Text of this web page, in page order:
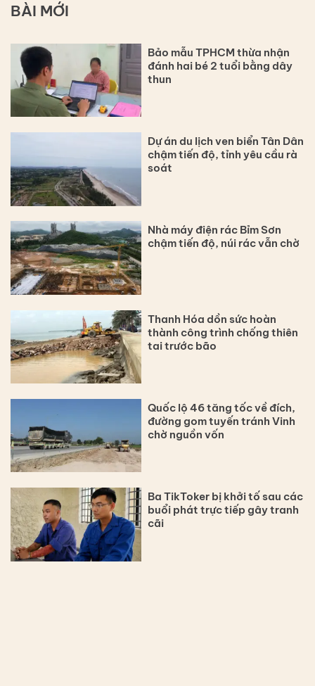
BÀI MỚI
Bảo mẫu TPHCM thừa nhận
đánh hai bé 2 tuổi bằng dây
thun
Dự án du lịch ven biển Tân Dân
chậm tiến độ, tỉnh yêu cầu rà
soát
Nhà máy điện rác Bỉm Sơn
chậm tiến độ, núi rác vẫn chờ
Thanh Hóa dồn sức hoàn
thành công trình chống thiên
tai trước bão
Quốc lộ 46 tăng tốc về đích,
đường gom tuyến tránh Vinh
chờ nguồn vốn
Ba TikToker bị khởi tố sau các
buổi phát trực tiếp gây tranh
cãi